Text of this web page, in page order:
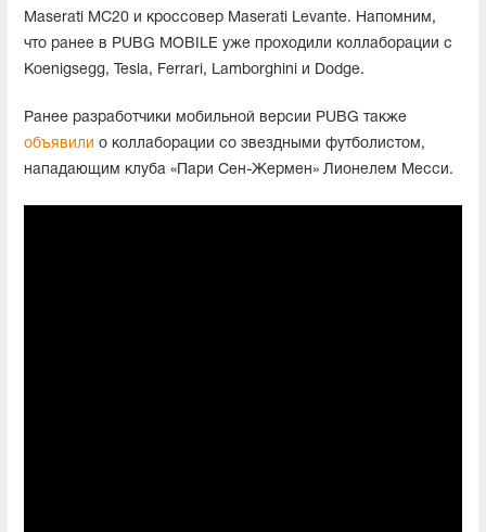
Maserati MC20 и кроссовер Maserati Levante. Напомним,
что ранее в PUBG MOBILE уже проходили коллаборации с
Koenigsegg, Tesla, Ferrari, Lamborghini и Dodge.
Ранее разработчики мобильной версии PUBG также
объявили о коллаборации со звездными футболистом,
нападающим клуба «Пари Сен-Жермен» Лионелем Месси.